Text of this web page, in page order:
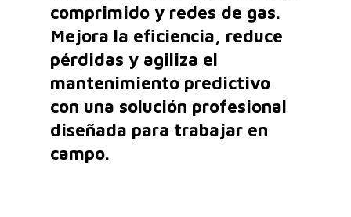
comprimido y redes de gas.
Mejora la eficiencia, reduce
pérdidas y agiliza el
mantenimiento predictivo
con una solución profesional
diseñada para trabajar en
campo.